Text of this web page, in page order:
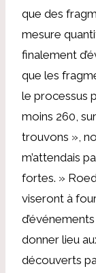
que des
mesure
finalement
que les
le processus
moins 260,
trouvons »,
m’attendais
fortes. »
viseront à
donner lieu
découverts